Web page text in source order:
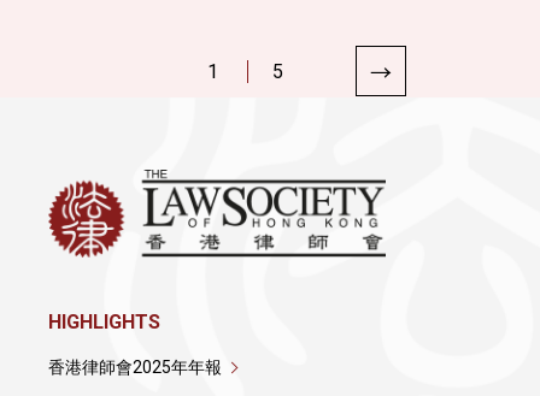
1 5
HIGHLIGHTS
香港律師會2025年年報